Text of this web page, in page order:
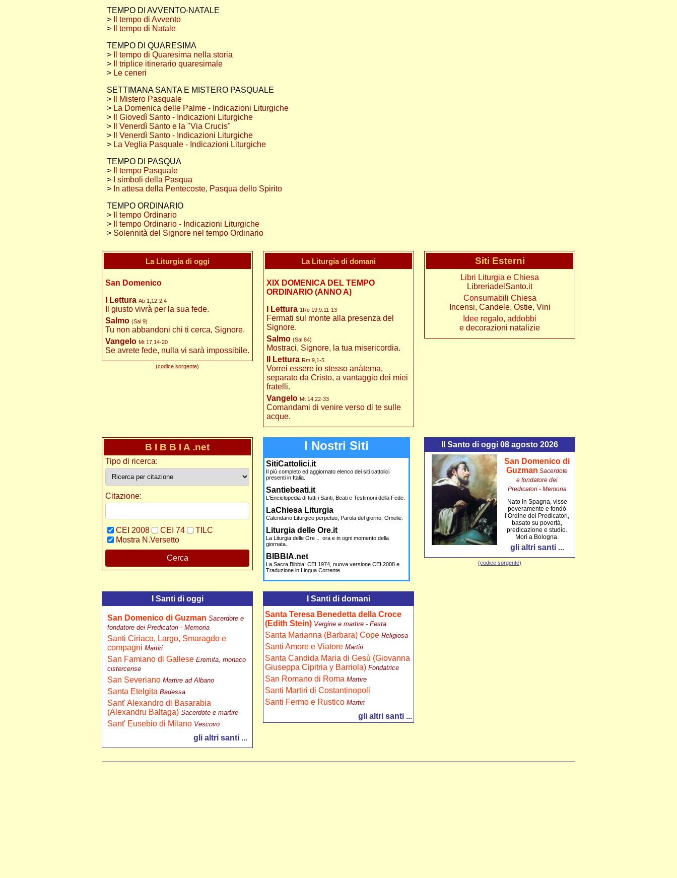
TEMPO DI AVVENTO-NATALE
>
Il tempo di Avvento
>
Il tempo di Natale
TEMPO DI QUARESIMA
>
Il tempo di Quaresima nella storia
>
Il triplice itinerario quaresimale
> Le ceneri
SETTIMANA SANTA E MISTERO PASQUALE
>
Il Mistero Pasquale
> La Domenica delle Palme - Indicazioni Liturgiche
>
Il Giovedì Santo - Indicazioni Liturgiche
>
Il Venerdì Santo e la "Via Crucis"
>
Il Venerdì Santo - Indicazioni Liturgiche
> La Veglia Pasquale - Indicazioni Liturgiche
TEMPO DI PASQUA
>
Il tempo Pasquale
>
I simboli della Pasqua
> In attesa della Pentecoste, Pasqua dello Spirito
TEMPO ORDINARIO
>
Il tempo Ordinario
>
Il tempo Ordinario - Indicazioni Liturgiche
> Solennità del Signore nel tempo Ordinario
La Liturgia di oggi
San Domenico
I Lettura Ab 1,12-2,4
Il giusto vivrà per la sua fede.
Salmo (Sal 9)
Tu non abbandoni chi ti cerca, Signore.
Vangelo Mt 17,14-20
Se avrete fede, nulla vi sarà impossibile.
(codice sorgente)
La Liturgia di domani
XIX DOMENICA DEL TEMPO
ORDINARIO (ANNO A)
I Lettura 1Re 19,9.11-13
Fermati sul monte alla presenza del
Signore.
Salmo (Sal 84)
Mostraci, Signore, la tua misericordia.
II Lettura Rm 9,1-5
Vorrei essere io stesso anàtema,
separato da Cristo, a vantaggio dei miei
fratelli.
Vangelo Mt 14,22-33
Comandami di venire verso di te sulle
acque.
Siti Esterni
Libri Liturgia e Chiesa
LibreriadelSanto.it
Consumabili Chiesa
Incensi, Candele, Ostie, Vini
Idee regalo, addobbi
e decorazioni natalizie
B I B B I A .net
Tipo di ricerca:
Citazione:
CEI 2008 CEI 74
TILC
Mostra N.Versetto
Cerca
I Nostri Siti
SitiCattolici.it
Il più completo ed aggiornato elenco dei siti cattolici
presenti in Italia.
Santiebeati.it
L'Enciclopedia di tutti i Santi, Beati e Testimoni della Fede.
LaChiesa Liturgia
Calendario Liturgico perpetuo, Parola del giorno, Omelie.
Liturgia delle Ore.it
La Liturgia delle Ore ... ora e in ogni momento della
giornata.
BIBBIA.net
La Sacra Bibbia: CEI 1974, nuova versione CEI 2008 e
Traduzione in Lingua Corrente.
Il Santo di oggi 08 agosto 2026
San Domenico di
Guzman Sacerdote
e fondatore dei
Predicatori- Memoria
Nato in Spagna, visse
poveramente e fondò
l’Ordine dei Predicatori,
basato su povertà,
predicazione e studio.
Morì a Bologna.
gli altri santi ...
(codice sorgente)
I Santi di oggi
San Domenico di Guzman Sacerdote e
fondatore dei Predicatori - Memoria
Santi Ciriaco, Largo, Smaragdo e
compagni Martiri
San Famiano di Gallese Eremita, monaco
cistercense
San Severiano Martire ad Albano
Santa Etelgita Badessa
Sant' Alexandro di Basarabia
(Alexandru Baltaga) Sacerdote e martire
Sant' Eusebio di Milano Vescovo
gli altri santi ...
I Santi di domani
Santa Teresa Benedetta della Croce
(Edith Stein) Vergine e martire - Festa
Santa Marianna (Barbara) Cope Religiosa
Santi Amore e Viatore Martiri
Santa Candida Maria di Gesù (Giovanna
Giuseppa Cipitria y Barriola) Fondatrice
San Romano di Roma Martire
Santi Martiri di Costantinopoli
Santi Fermo e Rustico Martiri
gli altri santi ...